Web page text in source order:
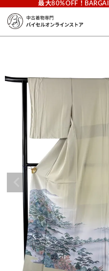
最大80%OFF！